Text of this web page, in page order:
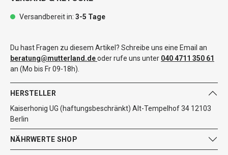
Versandbereit in: 3-5 Tage
Du hast Fragen zu diesem Artikel? Schreibe uns eine Email an
beratung@mutterland.deoder rufe uns unter 040 4711 350 61
an (Mo bis Fr 09-18h).
HERSTELLER
Kaiserhonig UG (haftungsbeschränkt) Alt-Tempelhof 34 12103
Berlin
NÄHRWERTE SHOP